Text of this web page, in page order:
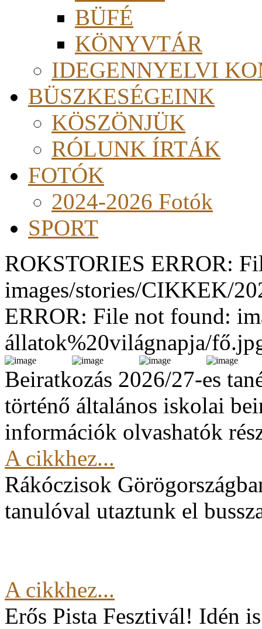
BÜFÉ
KÖNYVTÁR
IDEGENNYELVI
BÜSZKESÉGEINK
KÖSZÖNJÜK
RÓLUNK ÍRTÁK
FOTÓK
2024-2026 Fotók
SPORT
ROKSTORIES ERROR:
images/stories/CIKKEK/
ERROR: File not found:
állatok%20világnapja/
Beiratkozás 2026/27-es
történő általános iskolai
információk olvashatók
A cikkhez...
Rákóczisok
tanulóval utaztunk el
A cikkhez...
Erős Pista Fesztivál! Idén